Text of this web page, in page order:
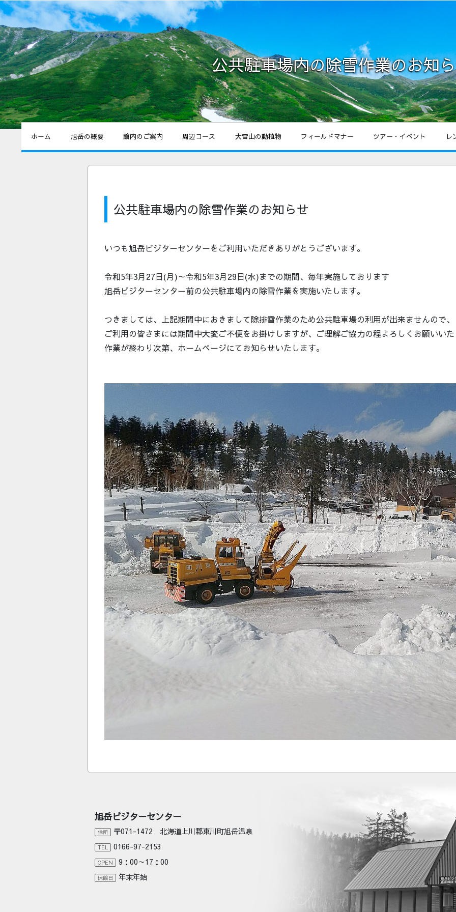
公共駐車場内の除雪作業のお知
ホーム 旭岳の概要 館内のご案内 周辺コース 大雪山の動植物 フィールドマナー ツアー・イベント レ
公共駐車場内の除雪作業のお知らせ
いつも旭岳ビジターセンターをご利用いただきありがとうございます。
令和5年3月27日(月)～令和5年3月29日(水)までの期間、毎年実施しております
旭岳ビジターセンター前の公共駐車場内の除雪作業を実施いたします。
つきましては、上記期間中におきまして除排雪作業のため公共駐車場の利用が出来ませんので、
ご利用の皆さまには期間中大変ご不便をお掛けしますが、ご理解ご協力の程よろしくお願いい
作業が終わり次第、ホームページにてお知らせいたします。
旭岳ビジターセンター
住所 〒071-1472 北海道上川郡東川町旭岳温泉
TEL 0166-97-2153
OPEN 9：00～17：00
休館日 年末年始